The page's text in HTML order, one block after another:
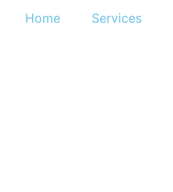
Home Services